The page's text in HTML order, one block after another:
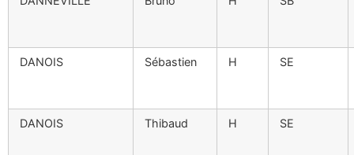
DANOIS Sébastien H SE
DANOIS Thibaud H SE